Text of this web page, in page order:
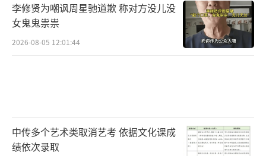
李修贤为嘲讽周星驰道歉 称对方没儿没
女鬼鬼祟祟
2026-08-05 12:01:44
中传多个艺术类取消艺考 依据文化课成
绩依次录取